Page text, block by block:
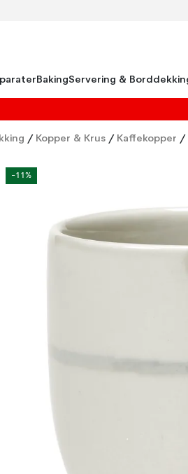
BakingServering &
/ Kopper & Krus / Kaffekopper /
-11%